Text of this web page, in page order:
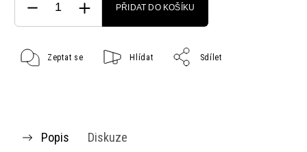
PŘIDAT DO KOŠÍKU
Zeptat se Hlídat Sdílet
Popis Diskuze